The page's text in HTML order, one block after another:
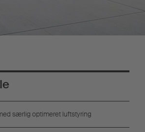
særlig optimeret luftstyring